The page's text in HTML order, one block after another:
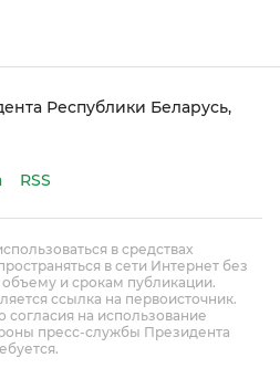
Республики Беларусь,
RSS
в средствах
в сети Интернет без
и срокам публикации.
ссылка на первоисточник.
согласия на использование
пресс-службы Президента